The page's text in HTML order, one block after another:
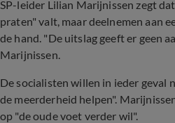
SP-leider Lilian Marijnissen zegt
praten" valt, maar deelnemen aan
de hand. "De uitslag geeft er geen
Marijnissen.
De socialisten willen in ieder geval
de meerderheid helpen".
op "de oude voet verder wil".